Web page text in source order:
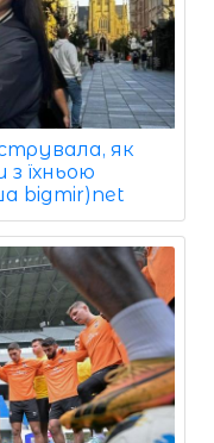
як
їхньою
bigmir)net